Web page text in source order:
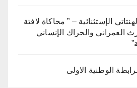
الإستثنائية – ” محاكاة لافتة
العمراني والحراك الإنساني
الوطنية الاولى